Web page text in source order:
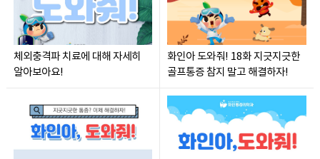
체외충격파 치료에 대해 자세히
알아보아요!
화인아 도와줘! 18화 지긋지긋한
골프통증 참지 말고 해결하자!